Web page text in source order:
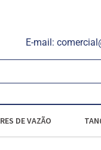
E-mail:
DE VAZÃO